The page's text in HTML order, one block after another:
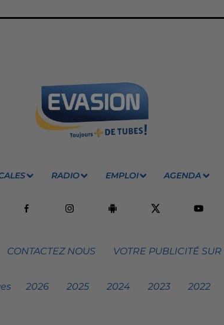
RADIO EMPLOI AGENDA
CONTACTEZ NOUS VOTRE PUBLICITÉ
2026 2025 2024 2023 2022